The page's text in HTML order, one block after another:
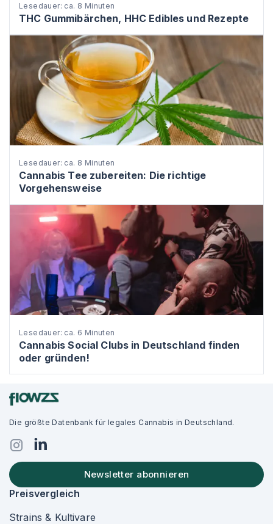
Lesedauer: ca. 8 Minuten
THC Gummibärchen, HHC Edibles und Rezepte
Lesedauer: ca. 8 Minuten
Cannabis Tee zubereiten: Die richtige
Vorgehensweise
Lesedauer: ca. 6 Minuten
Cannabis Social Clubs in Deutschland finden
oder gründen!
Die größte Datenbank für legales Cannabis in Deutschland.
Newsletter abonnieren
Preisvergleich
Strains & Kultivare